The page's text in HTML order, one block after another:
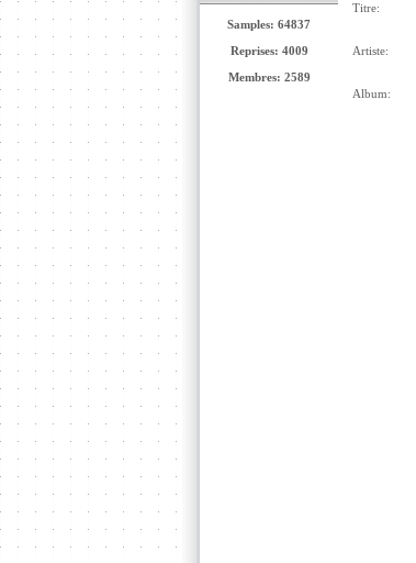
Samples: 64837
Reprises: 4009
Membres: 2589
Titre:
Artiste:
Album: